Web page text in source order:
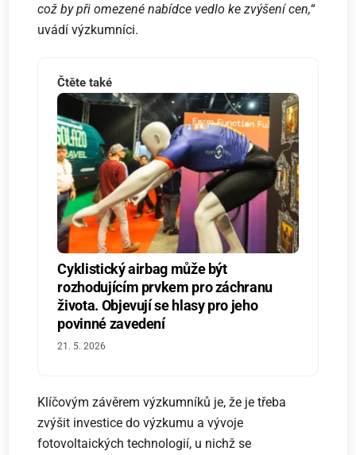
což by při omezené nabídce vedlo ke zvýšení cen,“
uvádí výzkumníci.
Čtěte také
Cyklistický airbag může být
rozhodujícím prvkem pro záchranu
života. Objevují se hlasy pro jeho
povinné zavedení
21. 5. 2026
Klíčovým závěrem výzkumníků je, že je třeba
zvýšit investice do výzkumu a vývoje
fotovoltaických technologií, u nichž se